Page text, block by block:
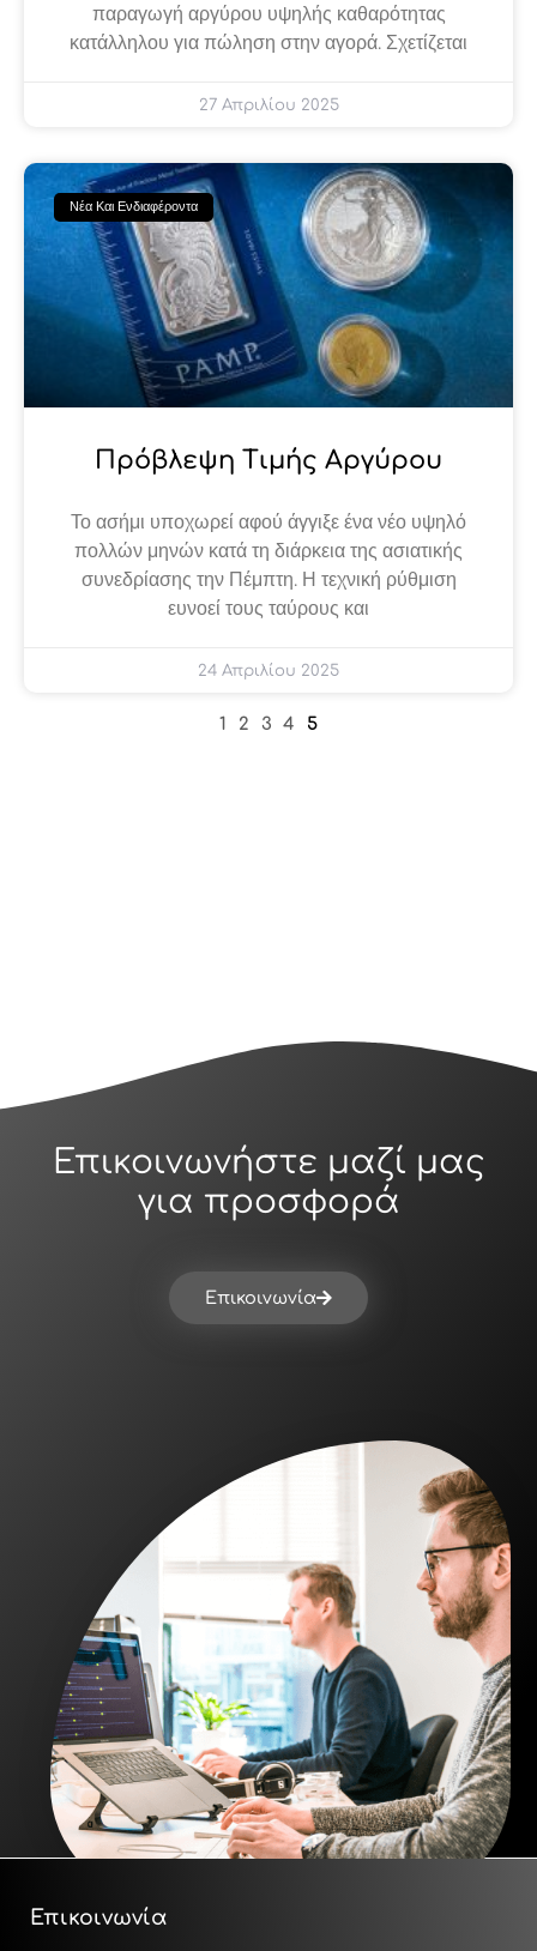
παραγωγή αργύρου υψηλής καθαρότητας
κατάλληλου για πώληση στην αγορά. Σχετίζεται
27 Απριλίου 2025
Νέα Και Ενδιαφέροντα
Πρόβλεψη Τιμής Αργύρου
Το ασήμι υποχωρεί αφού άγγιξε ένα νέο υψηλό
πολλών μηνών κατά τη διάρκεια της ασιατικής
συνεδρίασης την Πέμπτη. Η τεχνική ρύθμιση
ευνοεί τους ταύρους και
24 Απριλίου 2025
1 2 3 4 5
Επικοινωνήστε μαζί μας
για προσφορά
Επικοινωνία
Επικοινωνία